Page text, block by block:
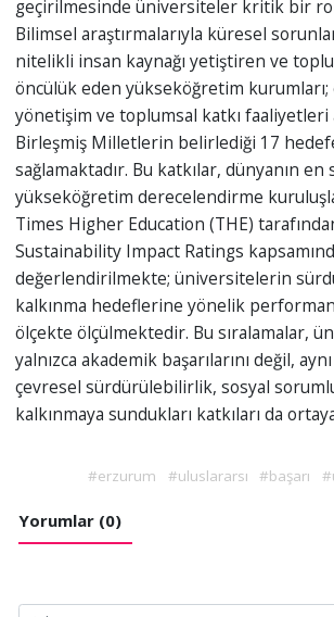
geçirilmesinde üniversiteler kritik bir
Bilimsel araştırmalarıyla küresel
nitelikli insan kaynağı yetiştiren ve
öncülük eden yükseköğretim kurumları;
yönetişim ve toplumsal katkı faaliyetleri
Birleşmiş Milletlerin belirlediği 17
sağlamaktadır. Bu katkılar, dünyanın en
yükseköğretim derecelendirme
Times Higher Education (THE)
Sustainability Impact Ratings
değerlendirilmekte; üniversitelerin
kalkınma hedeflerine yönelik
ölçekte ölçülmektedir. Bu sıralamalar,
yalnızca akademik başarılarını değil,
çevresel sürdürülebilirlik, sosyal
kalkınmaya sundukları katkıları da
#erzurum #uluslararsı #başarı
Yorumlar (0)